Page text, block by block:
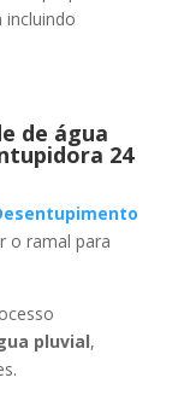
incluindo
de água
24
o ramal para
pluvial,